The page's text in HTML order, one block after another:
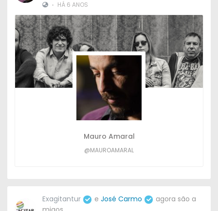
• HÁ 6 ANOS
Mauro Amaral
@MAUROAMARAL
Exagitantur e José Carmo
agora são a